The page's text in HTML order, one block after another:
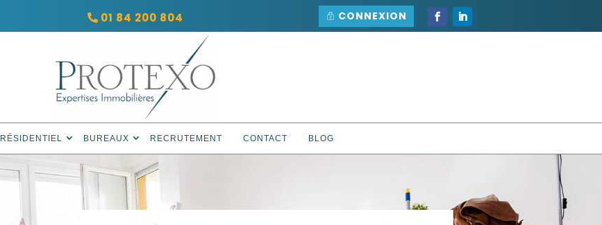
01 84 200 804 CONNEXION
RÉSIDENTIEL BUREAUX RECRUTEMENT CONTACT BLOG